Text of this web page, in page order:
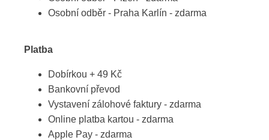
Osobní odběr - Praha Karlín - zdarma
Platba
Dobírkou + 49 Kč
Bankovní převod
Vystavení zálohové faktury - zdarma
Online platba kartou - zdarma
Apple Pay - zdarma